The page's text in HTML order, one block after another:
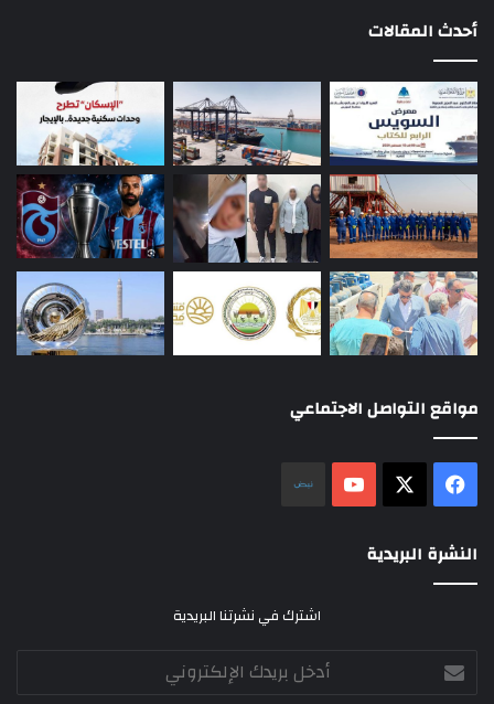
أحدث المقالات
مواقع التواصل الاجتماعي
فيسبوك ‫YouTube
النشرة البريدية
اشترك في نشرتنا البريدية
أدخل
بريدك